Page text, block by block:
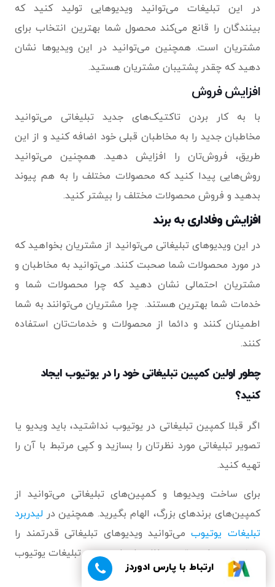
در این تبلیغات می‌توانید ویدیوهایی تولید کنید که
بینندگان را قانع می‌کند محصول شما بهترین انتخاب برای
مشتریان است. همچنین می‌توانید در این ویدیوها نشان
دهید که چقدر پشتیبان مشتریان هستید.
افزایش فروش
با به کار بردن تاکتیک‌های جدید تبلیغاتی می‌توانید
مخاطبان جدید را به مخاطبان قبلی خود اضافه کنید و از این
طریق، فروش‌تان را افزایش دهید. همچنین می‌توانید
روش‌هایی پیدا کنید که محصولات مختلف را به هم پیوند
بدهید و فروش محصولات مختلف را بیشتر کنید.
افزایش وفاداری به برند
در این ویدیوهای تبلیغاتی می‌توانید از مشتریان بخواهید که
در مورد محصولات شما صحبت کنند. می‌توانید به مخاطبان و
مشتریان احتمالی نشان دهید که چرا محصولات شما و
خدمات شما بهترین هستند. چرا مشتریان می‌توانند به شما
اطمینان کنند و دائما از محصولات و خدمات‌تان استفاده
کنند.
چطور اولین کمپین تبلیغاتی خود را در یوتیوب ایجاد
کنید؟
اگر قبلا کمپین تبلیغاتی در یوتیوب نداشتید، باید ویدیو یا
تصویر تبلیغاتی مورد نظرتان را بسازید و کپی مرتبط با آن را
تهیه کنید.
برای ساخت ویدیوها و کمپین‌های تبلیغاتی می‌توانید از
کمپین‌های برندهای بزرگ، الهام بگیرید. همچنین در لیدربرد
تبلیغات یوتیوبمی‌توانید ویدیوهای تبلیغاتی قدرتمند را
ببینید. هر ماه، یوتیوب خلاصه‌ای از بهترین تبلیغات یوتیوب
از سراسر دنیا را منتشر می‌کند.
ارتباط با پارس ادوردز